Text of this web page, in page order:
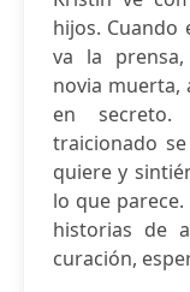
hijos. Cuando
va la
novia muerta,
en secreto.
traicionado
quiere y
lo que
historias de
curación,